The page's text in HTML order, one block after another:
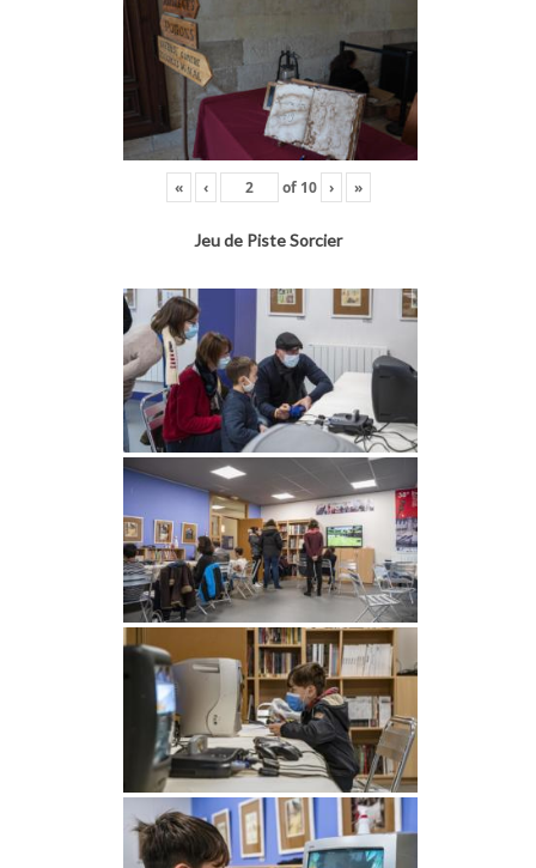
« ‹ of 10 › »
Jeu de Piste Sorcier